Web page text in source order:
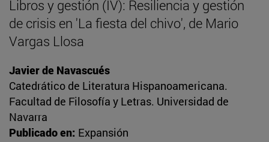
Libros y gestión (IV): Resiliencia y gestión
de crisis en 'La fiesta del chivo', de Mario
Vargas Llosa
Javier de Navascués
Catedrático de Literatura Hispanoamericana.
Facultad de Filosofía y Letras. Universidad de
Navarra
Publicado en: Expansión